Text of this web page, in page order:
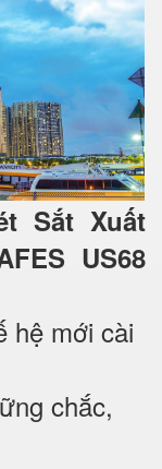
Sắt Xuất
US68
hệ mới cài
chắc,